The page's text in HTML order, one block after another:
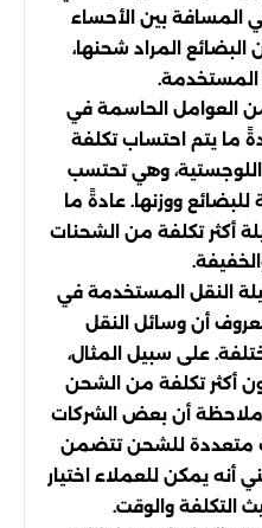
المسافة بين الأحساء
المراد شحنها،
المستخدمة.
العوامل الحاسمة في
ما يتم احتساب تكلفة
اللوجستية، وهي تحتسب
للبضائع ووزنها. عادةً ما
أكثر تكلفة من الشحنات
النقل المستخدمة في
أن وسائل النقل
على سبيل المثال،
أكثر تكلفة من الشحن
ملاحظة أن بعض الشركات
متعددة للشحن تتضمن
أنه يمكن للعملاء اختيار
التكلفة والوقت.